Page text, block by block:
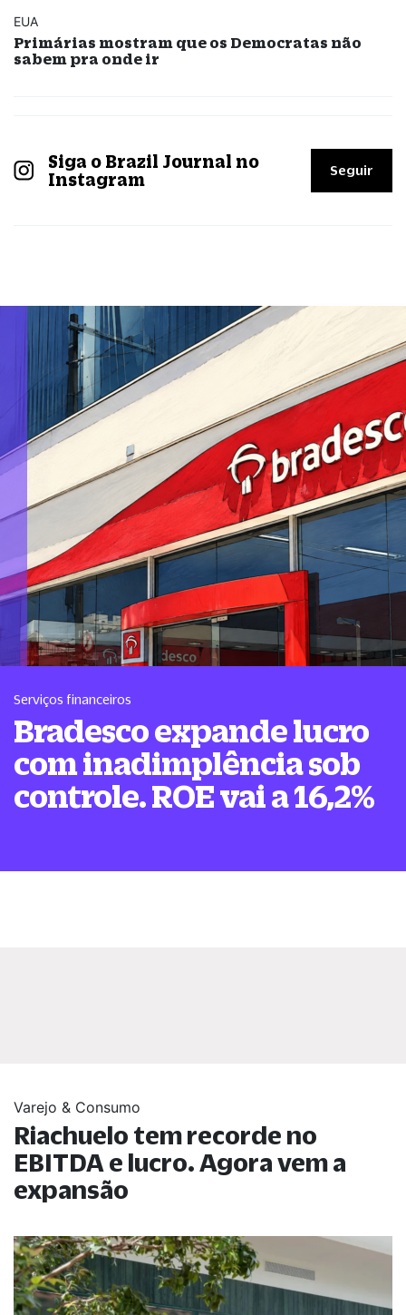
EUA
Primárias mostram que os Democratas não
sabem pra onde ir
Siga o Brazil Journal no
Instagram
Seguir
Serviços financeiros
Bradesco expande lucro
com inadimplência sob
controle. ROE vai a 16,2%
Varejo & Consumo
Riachuelo tem recorde no
EBITDA e lucro. Agora vem a
expansão